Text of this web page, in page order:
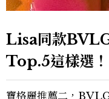
Lisa同款
Top.5這樣選！
寶格麗推薦二，